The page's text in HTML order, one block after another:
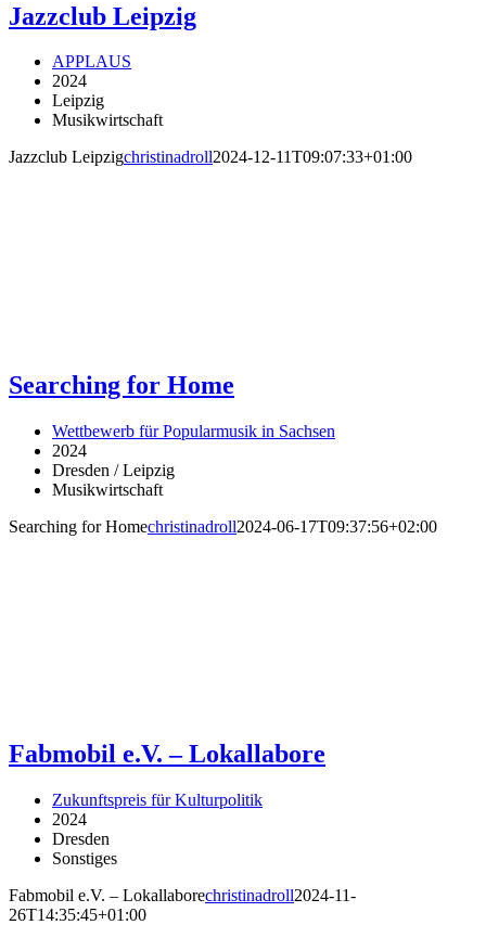
Jazzclub Leipzig
APPLAUS
2024
Leipzig
Musikwirtschaft
Jazzclub Leipzigchristinadroll2024-12-11T09:07:33+01:00
Searching for Home
Wettbewerb für Popularmusik in Sachsen
2024
Dresden / Leipzig
Musikwirtschaft
Searching for Homechristinadroll2024-06-17T09:37:56+02:00
Fabmobil e.V. – Lokallabore
Zukunftspreis für Kulturpolitik
2024
Dresden
Sonstiges
Fabmobil e.V. – Lokallaborechristinadroll2024-11-
26T14:35:45+01:00